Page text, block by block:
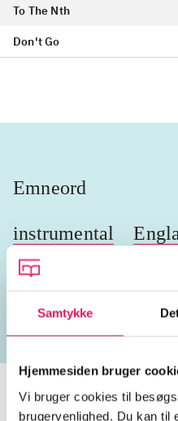
Samtykke
Hjemmesiden bruger
Vi bruger cookies til
brugervenlighed. Du kan til
To The Nth
Don't Go
Emneord
instrumental
2020'erne